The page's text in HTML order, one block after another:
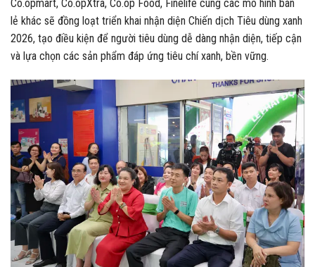
Co.opmart, Co.opXtra, Co.op Food, Finelife cùng các mô hình bán
lẻ khác sẽ đồng loạt triển khai nhận diện Chiến dịch Tiêu dùng xanh
2026, tạo điều kiện để người tiêu dùng dễ dàng nhận diện, tiếp cận
và lựa chọn các sản phẩm đáp ứng tiêu chí xanh, bền vững.